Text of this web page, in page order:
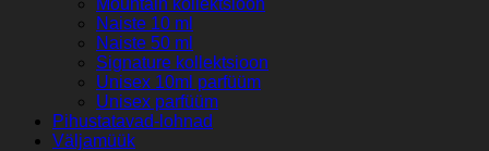
Naiste 10 ml
Naiste 50 ml
Signature kollektsioon
Unisex 10ml parfüüm
Unisex parfüüm
Pihustatavad-lohnad
Väljamüük